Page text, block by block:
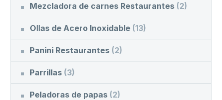
Mezcladora de carnes Restaurantes (2)
Ollas de Acero Inoxidable (13)
Panini Restaurantes (2)
Parrillas (3)
Peladoras de papas (2)